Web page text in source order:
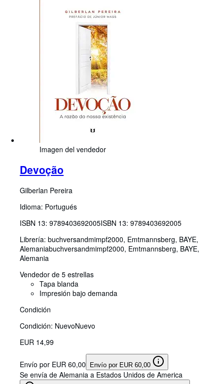
Imagen del vendedor
Devoção
Gilberlan Pereira
Idioma: Portugués
ISBN 13: 9789403692005ISBN 13: 9789403692005
Librería: buchversandmimpf2000, Emtmannsberg, BAYE,
Alemaniabuchversandmimpf2000, Emtmannsberg, BAYE,
Alemania
Vendedor de 5 estrellas
Tapa blanda
Impresión bajo demanda
Condición
Condición: NuevoNuevo
EUR 14,99
Envío por EUR 60,00 Envío por EUR 60,00
Se envía de Alemania a Estados Unidos de America